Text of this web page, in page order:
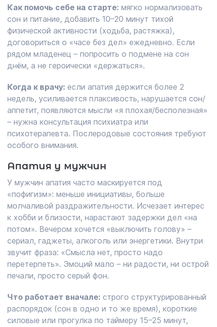
Как помочь себе на старте: мягко нормализовать
сон и питание, добавить 10–20 минут тихой
физической активности (ходьба, растяжка),
договориться о «часе без дел» ежедневно. Если
рядом младенец – попросить о подмене на сон
днём, а не героически «держаться».
Когда к врачу: если апатия держится более 2
недель, усиливается плаксивость, нарушается сон/
аппетит, появляются мысли «я плохая/бесполезная»
– нужна консультация психиатра или
психотерапевта. Послеродовые состояния требуют
особого внимания.
Апатия у мужчин
У мужчин апатия часто маскируется под
«пофигизм»: меньше инициативы, больше
молчаливой раздражительности. Исчезает интерес
к хобби и близости, нарастают задержки дел «на
потом». Вечером хочется «выключить голову» –
сериал, гаджеты, алкоголь или энергетики. Внутри
звучит фраза: «Смысла нет, просто надо
перетерпеть». Эмоций мало – ни радости, ни острой
печали, просто серый фон.
Что работает вначале: строго структурированный
распорядок (сон в одно и то же время), короткие
силовые или прогулка по таймеру 15–25 минут,